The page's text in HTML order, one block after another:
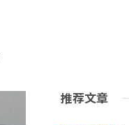
推荐文章